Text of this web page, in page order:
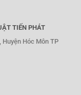
TIẾN PHÁT
Hóc Môn TP